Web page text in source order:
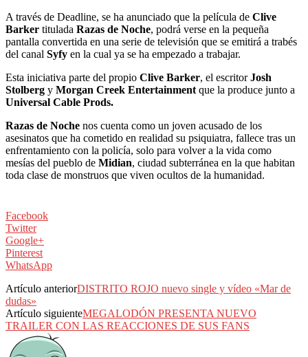
A través de Deadline, se ha anunciado que la película de Clive
Barker titulada Razas de Noche, podrá verse en la pequeña
pantalla convertida en una serie de televisión que se emitirá a trabés
del canal Syfy en la cual ya se ha empezado a trabajar.
Esta iniciativa parte del propio Clive Barker, el escritorJosh
Stolberg y Morgan Creek Entertainment que la produce junto a
Universal Cable Prods.
Razas de Noche nos cuenta como un joven acusado de los
asesinatos que ha cometido en realidad su psiquiatra, fallece tras un
enfrentamiento con la policía, solo para volver a la vida como
mesías del pueblo de Midian, ciudad subterránea en la que habitan
toda clase de monstruos que viven ocultos de la humanidad.
Facebook
Twitter
Google+
Pinterest
WhatsApp
Artículo anteriorDISTRITO ROJO nuevo single y vídeo «Mar de
dudas»
Artículo siguienteMEGALODÓN PRESENTA NUEVO
TRAILER CON LAS REACCIONES DE SUS FANS